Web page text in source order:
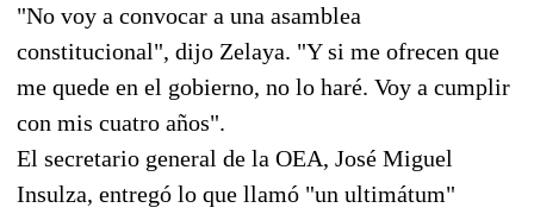
"No voy a convocar a una asamblea
constitucional", dijo Zelaya. "Y si me ofrecen que
me quede en el gobierno, no lo haré. Voy a cumplir
con mis cuatro años".
El secretario general de la OEA, José Miguel
Insulza, entregó lo que llamó "un ultimátum"